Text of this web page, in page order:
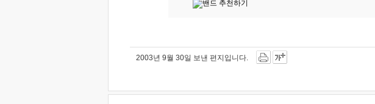
2003년 9월 30일 보낸 편지입니다.